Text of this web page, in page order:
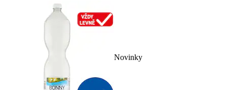
Novinky